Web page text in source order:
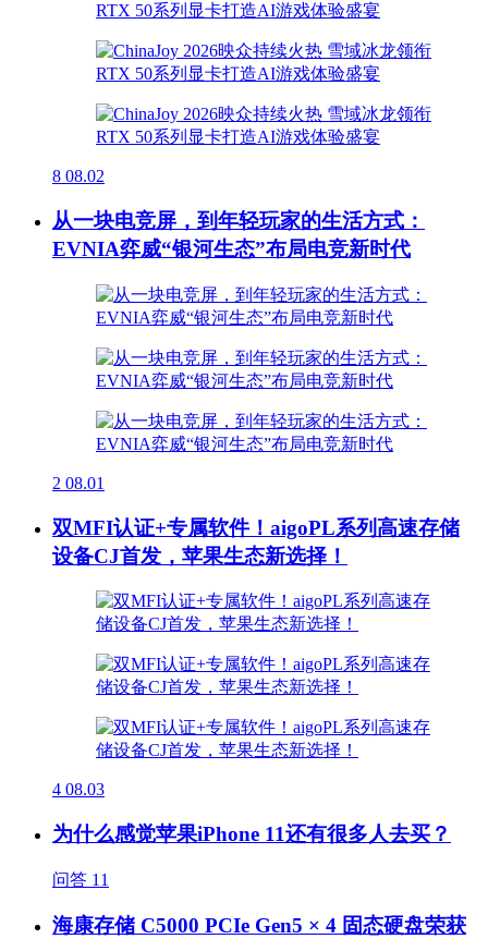
8 08.02
从一块电竞屏，到年轻玩家的生活方式：
EVNIA弈威“银河生态”布局电竞新时代
2 08.01
双MFI认证+专属软件！aigoPL系列高速存储
设备CJ首发，苹果生态新选择！
4 08.03
为什么感觉苹果iPhone 11还有很多人去买？
问答 11
海康存储 C5000 PCIe Gen5 × 4 固态硬盘荣获